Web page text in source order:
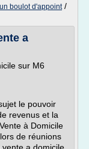
boulot d'appoint/
a
sur M6
le pouvoir
revenus et la
à Domicile
de réunions